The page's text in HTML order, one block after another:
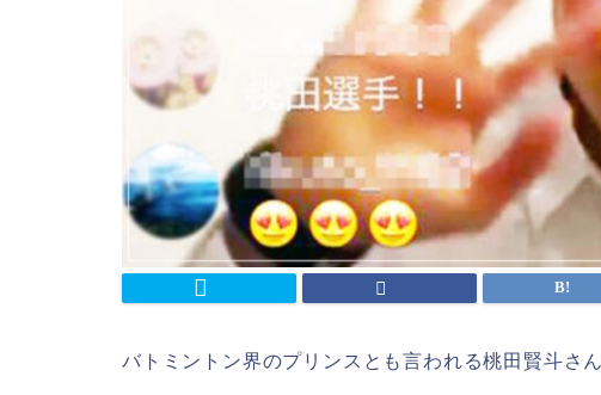
バトミントン界のプリンスとも言われる桃田賢斗さん